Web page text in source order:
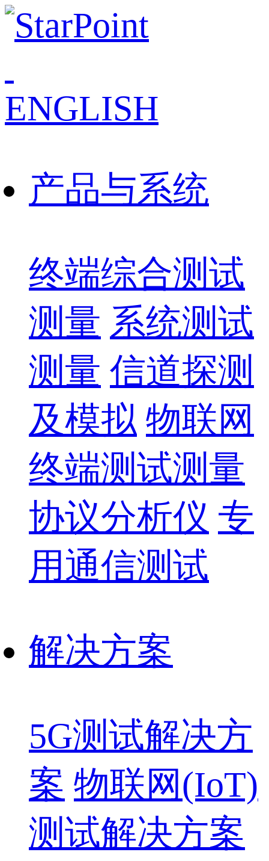
ENGLISH
产品与系统
终端综合测试
测量 系统测试
测量 信道探测
及模拟 物联网
终端测试测量
协议分析仪 专
用通信测试
解决方案
5G测试解决方
案 物联网(IoT)
测试解决方案